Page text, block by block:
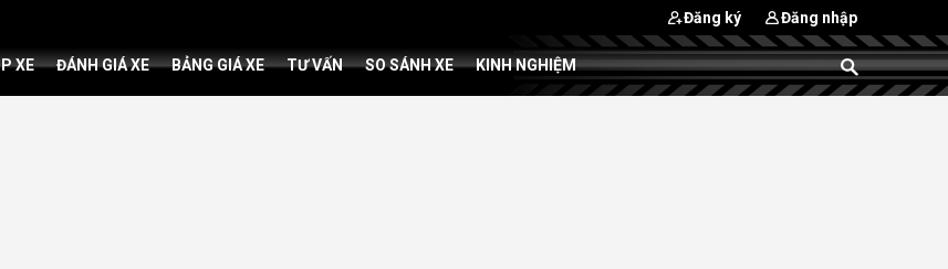
Đăng ký Đăng nhập
XE ĐÁNH GIÁ XE BẢNG GIÁ XE TƯ VẤN SO SÁNH XE KINH NGHIỆM